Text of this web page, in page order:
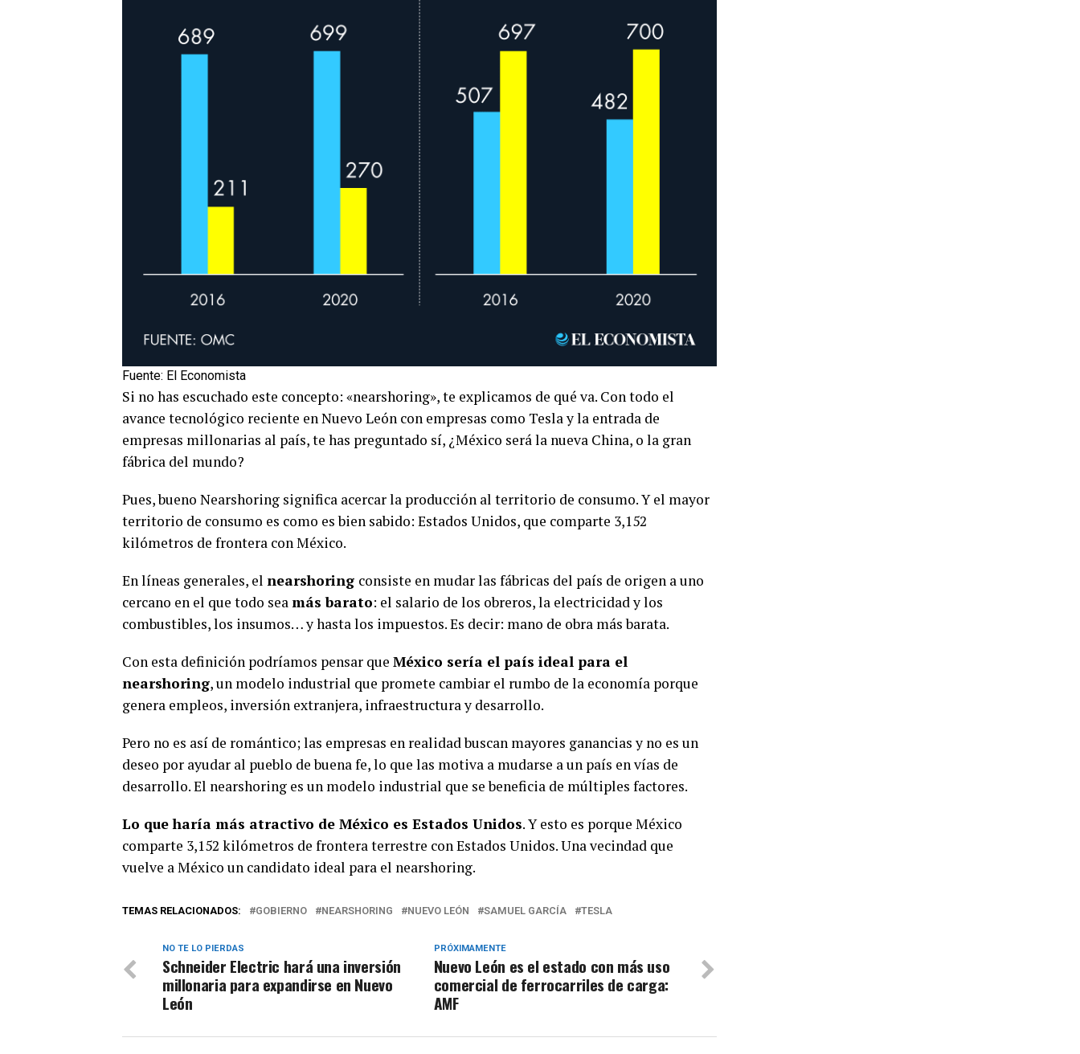
Fuente: El Economista
Si no has escuchado este concepto: «nearshoring», te explicamos de qué va. Con todo el
avance tecnológico reciente en Nuevo León con empresas como Tesla y la entrada de
empresas millonarias al país, te has preguntado sí, ¿México será la nueva China, o la gran
fábrica del mundo?
Pues, bueno Nearshoring significa acercar la producción al territorio de consumo. Y el mayor
territorio de consumo es como es bien sabido: Estados Unidos, que comparte 3,152
kilómetros de frontera con México.
En líneas generales, el nearshoring consiste en mudar las fábricas del país de origen a uno
cercano en el que todo seamás barato: el salario de los obreros, la electricidad y los
combustibles, los insumos… y hasta los impuestos. Es decir: mano de obra más barata.
Con esta definición podríamos pensar que México sería el país ideal para el
nearshoring, un modelo industrial que promete cambiar el rumbo de la economía porque
genera empleos, inversión extranjera, infraestructura y desarrollo.
Pero no es así de romántico; las empresas en realidad buscan mayores ganancias y no es un
deseo por ayudar al pueblo de buena fe, lo que las motiva a mudarse a un país en vías de
desarrollo. El nearshoring es un modelo industrial que se beneficia de múltiples factores.
Lo que haría más atractivo de México es Estados Unidos. Y esto es porque México
comparte 3,152 kilómetros de frontera terrestre con Estados Unidos. Una vecindad que
vuelve a México un candidato ideal para el nearshoring.
TEMAS RELACIONADOS: GOBIERNO NEARSHORING NUEVO LEÓN SAMUEL GARCÍA TESLA
PRÓXIMAMENTE
Nuevo León es el estado con más uso
comercial de ferrocarriles de carga:
AMF
NO TE LO PIERDAS
Schneider Electric hará una inversión
millonaria para expandirse en Nuevo
León